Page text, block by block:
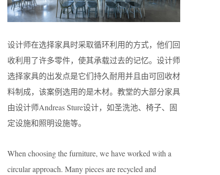
设计师在选择家具时采取循环利用的方式，他们回
收利用了许多零件，使其承载过去的记忆。设计师
选择家具的出发点是它们持久耐用并且由可回收材
料制成，该案例选用的是木材。教堂的大部分家具
由设计师Andreas Sture设计，如圣洗池、椅子、固
定设施和照明设施等。
When choosing the furniture, we have worked with a
circular approach. Many pieces are recycled and